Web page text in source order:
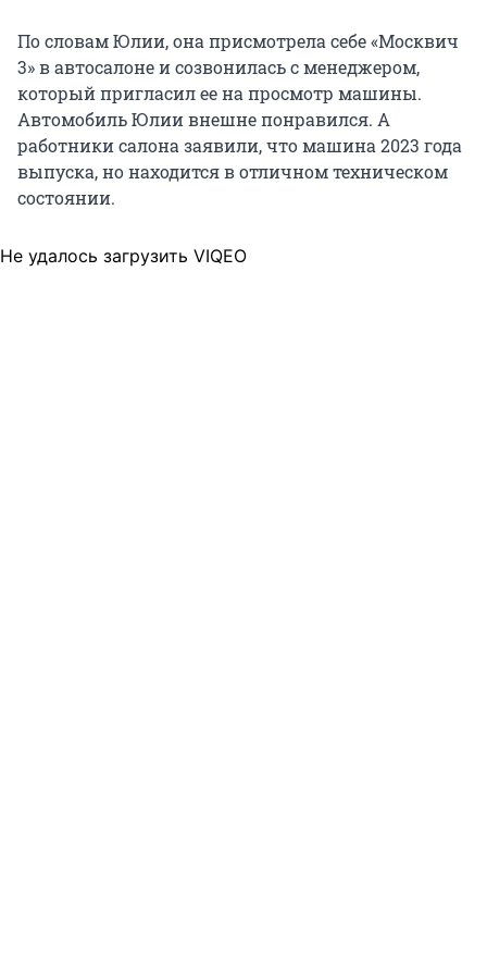
По словам Юлии, она присмотрела себе «Москвич
3» в автосалоне и созвонилась с менеджером,
который пригласил ее на просмотр машины.
Автомобиль Юлии внешне понравился. А
работники салона заявили, что машина 2023 года
выпуска, но находится в отличном техническом
состоянии.
Не удалось загрузить VIQEO